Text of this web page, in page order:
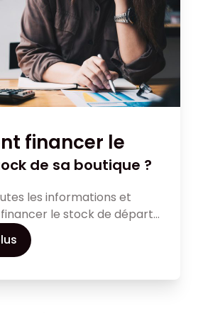
financer le
de sa boutique ?
les informations et
le stock de départ
de l’emprunt à